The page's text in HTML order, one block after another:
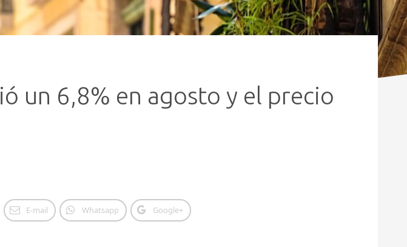
un 6,8% en agosto y el precio
E-mail Whatsapp Google+